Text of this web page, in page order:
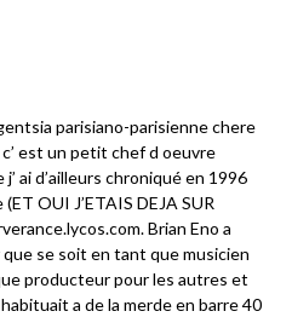
parisiano-parisienne chere
est un petit chef d oeuvre
ai d’ailleurs chroniqué en 1996
OUI J’ETAIS DEJA SUR
Brian Eno a
se soit en tant que musicien
producteur pour les autres et
a de la merde en barre 40